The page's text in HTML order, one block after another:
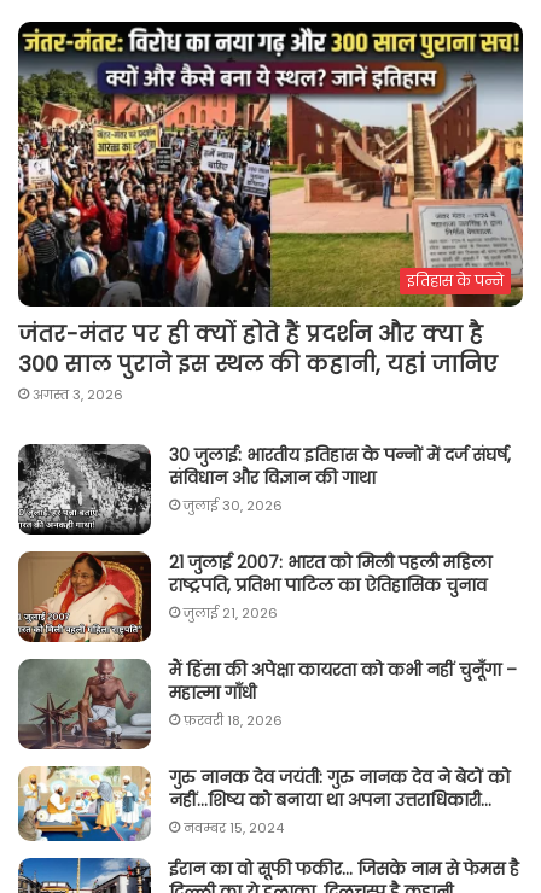
इतिहास के पन्ने
जंतर-मंतर पर ही क्यों होते हैं प्रदर्शन और क्या है
300 साल पुराने इस स्थल की कहानी, यहां जानिए
अगस्त 3, 2026
30 जुलाई: भारतीय इतिहास के पन्नों में दर्ज संघर्ष,
संविधान और विज्ञान की गाथा
जुलाई 30, 2026
21 जुलाई 2007: भारत को मिली पहली महिला
राष्ट्रपति, प्रतिभा पाटिल का ऐतिहासिक चुनाव
जुलाई 21, 2026
मैं हिंसा की अपेक्षा कायरता को कभी नहीं चुनूँगा –
महात्मा गाँधी
फ़रवरी 18, 2026
गुरु नानक देव जयंती: गुरु नानक देव ने बेटों को
नहीं…शिष्य को बनाया था अपना उत्तराधिकारी…
नवम्बर 15, 2024
ईरान का वो सूफी फकीर… जिसके नाम से फेमस है